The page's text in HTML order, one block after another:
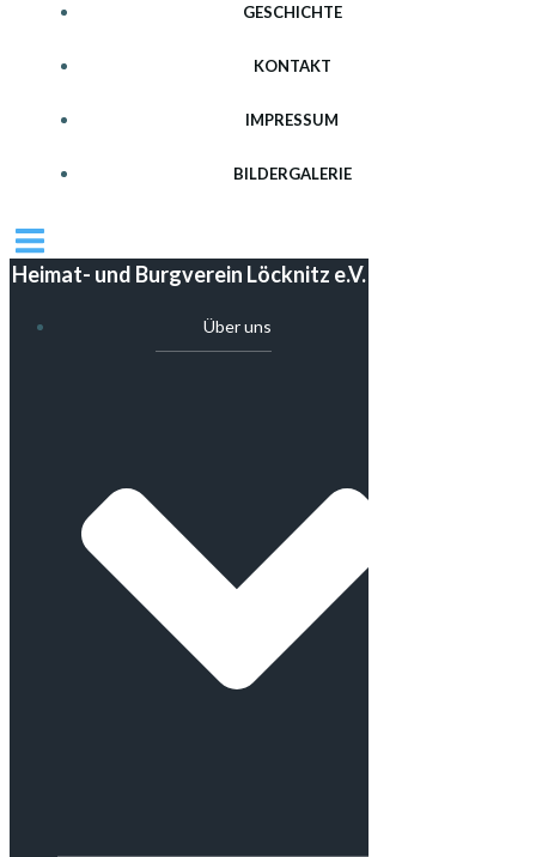
GESCHICHTE
KONTAKT
IMPRESSUM
BILDERGALERIE
Heimat- und Burgverein Löcknitz e.V.
Über uns